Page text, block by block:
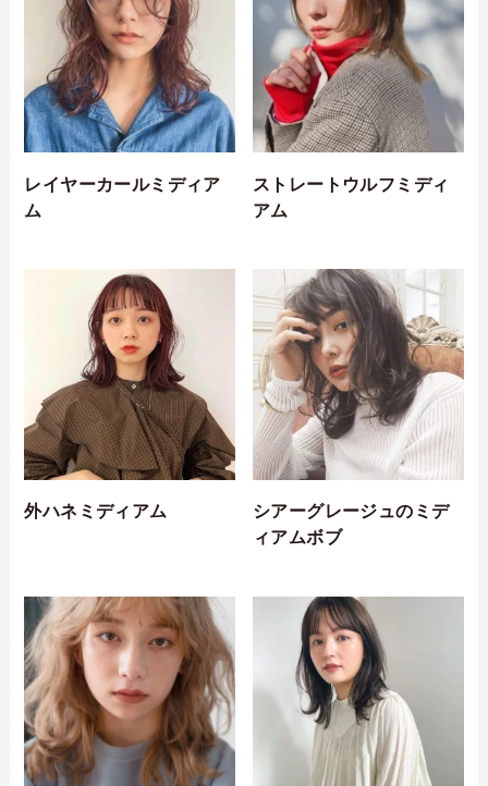
レイヤーカールミディア
ム
ストレートウルフミディ
アム
外ハネミディアム
シアーグレージュのミデ
ィアムボブ